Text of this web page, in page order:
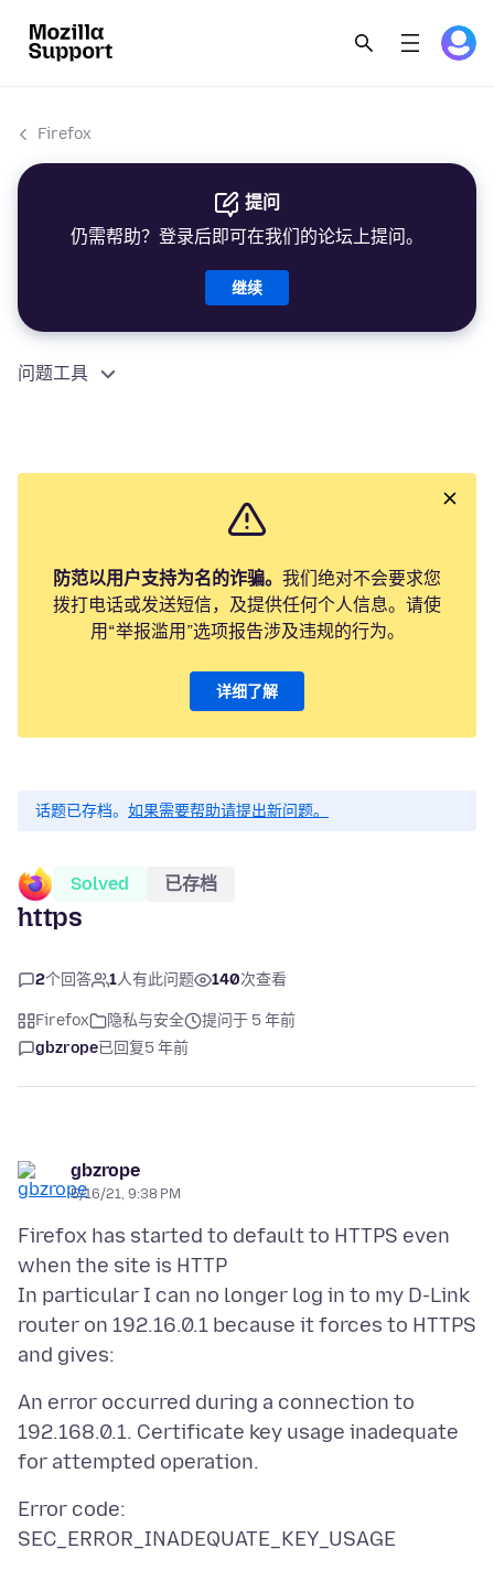
Firefox
提问
仍需帮助？登录后即可在我们的论坛上提问。
继续
问题工具
防范以用户支持为名的诈骗。 我们绝对不会要求您
拨打电话或发送短信，及提供任何个人信息。请使
用“举报滥用”选项报告涉及违规的行为。
详细了解
话题已存档。 如果需要帮助请提出新问题。
Solved 已存档
https
2个回答 1人有此问题 140次查看
Firefox 隐私与安全
提问于 5 年前
gbzrope已回复5 年前
gbzrope
5/16/21, 9:38 PM
Firefox has started to default to HTTPS even
when the site is HTTP
In particular I can no longer log in to my D-Link
router on 192.16.0.1 because it forces to HTTPS
An error occurred during a connection to
192.168.0.1. Certificate key usage inadequate
Error code: